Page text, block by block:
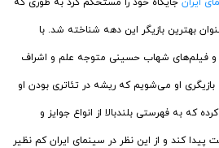
بهترین بازیگر این دهه شناخته شد. با
فیلم‌های شهاب حسینی متوجه علم و اشراف
او می‌شویم که ریشه در تئاتری بودن او
که به فهرستی بلندبالا از انواع جوایز و
پیدا کند و از این نظر در سینمای ایران کم نظیر